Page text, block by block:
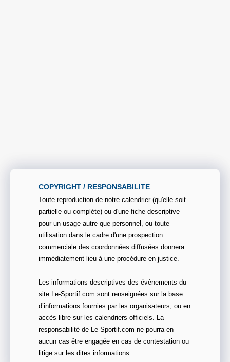
COPYRIGHT / RESPONSABILITE
Toute reproduction de notre calendrier (qu'elle soit
partielle ou complète) ou d'une fiche descriptive
pour un usage autre que personnel, ou toute
utilisation dans le cadre d'une prospection
commerciale des coordonnées diffusées donnera
immédiatement lieu à une procédure en justice.
Les informations descriptives des évènements du
site Le-Sportif.com sont renseignées sur la base
d’informations fournies par les organisateurs, ou en
accès libre sur les calendriers officiels. La
responsabilité de Le-Sportif.com ne pourra en
aucun cas être engagée en cas de contestation ou
litige sur les dites informations.